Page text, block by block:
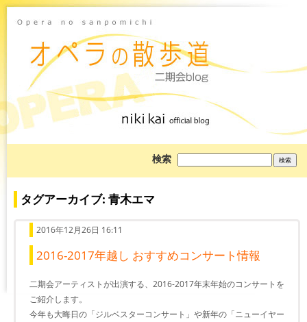
検索
を
タグアーカイブ: 青木エマ
2016年12月26日 16:11
2016-2017年越し おすすめコンサート情報
二期会アーティストが出演する、2016-2017年末年始のコンサートを
ご紹介します。
今年も大晦日の「ジルベスターコンサート」や新年の「ニューイヤー